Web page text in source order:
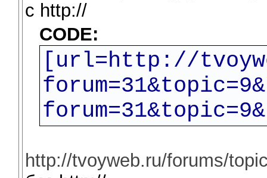
c http://
CODE:
[url=http://
http://tvoyweb.ru/forums/